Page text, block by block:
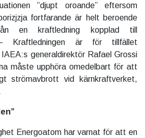
”djupt oroande” eftersom
fortfarande är helt beroende
en kraftledning kopplad till
– Kraftledningen är för tillfället
generaldirektör Rafael Grossi
måste upphöra omedelbart för att
strömavbrott vid kärnkraftverket,
Energoatom har varnat för att en